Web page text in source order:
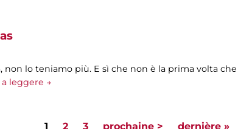
non lo teniamo più. E sì che non è la prima volta
leggere →
1 2 3 prochaine > dernière »